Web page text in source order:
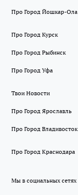
Про Город Йошкар-Ола
Про Город Курск
Про Город Рыбинск
Про Город Уфа
Твои Новости
Про Город Ярославль
Про Город Владивосток
Про Город Краснодара
Мы в социальных сетях